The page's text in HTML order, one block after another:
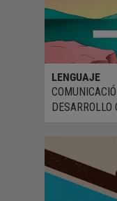
LENGUAJE
DESARROLLO